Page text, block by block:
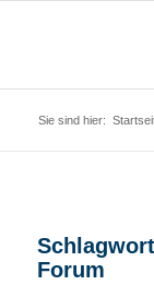
Sie sind hier:
Forum